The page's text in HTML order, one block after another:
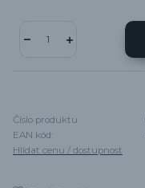
Číslo produktu:
EAN kód:
Hlídat cenu / dostupnost